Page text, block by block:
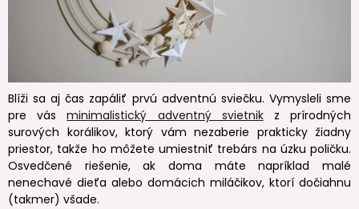
Blíži sa aj čas zapáliť prvú adventnú sviečku. Vymysleli sme
pre vásminimalistický adventný svietnikz prírodných
surových korálikov, ktorý vám nezaberie prakticky žiadny
priestor, takže ho môžete umiestniť trebárs na úzku poličku.
Osvedčené riešenie, ak doma máte napríklad malé
nenechavé dieťa alebo domácich miláčikov, ktorí dočiahnu
(takmer) všade.